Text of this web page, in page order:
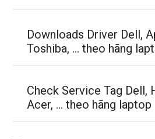
Downloads Driver Dell,
Toshiba, … theo hãng
Check Service Tag Dell,
Acer, … theo hãng laptop